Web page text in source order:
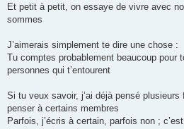
Et petit à petit, on essaye de vivre avec
sommes
J’aimerais simplement te dire une chose :
Tu comptes probablement beaucoup pour
personnes qui t’entourent
Si tu veux savoir, j’ai déjà pensé
penser à certains membres
Parfois, j’écris à certain, parfois non ;